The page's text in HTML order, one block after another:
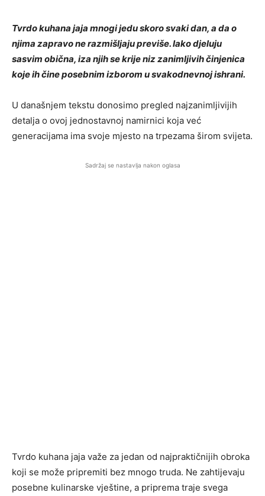
Tvrdo kuhana jaja mnogi jedu skoro svaki dan, a da o
njima zapravo ne razmišljaju previše. Iako djeluju
sasvim obična, iza njih se krije niz zanimljivih činjenica
koje ih čine posebnim izborom u svakodnevnoj ishrani.
U današnjem tekstu donosimo pregled najzanimljivijih
detalja o ovoj jednostavnoj namirnici koja već
generacijama ima svoje mjesto na trpezama širom svijeta.
Sadržaj se nastavlja nakon oglasa
Tvrdo kuhana jaja važe za jedan od najpraktičnijih obroka
koji se može pripremiti bez mnogo truda. Ne zahtijevaju
posebne kulinarske vještine, a priprema traje svega